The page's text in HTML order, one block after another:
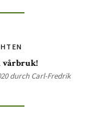
vårbruk!
durch Carl-Fredrik